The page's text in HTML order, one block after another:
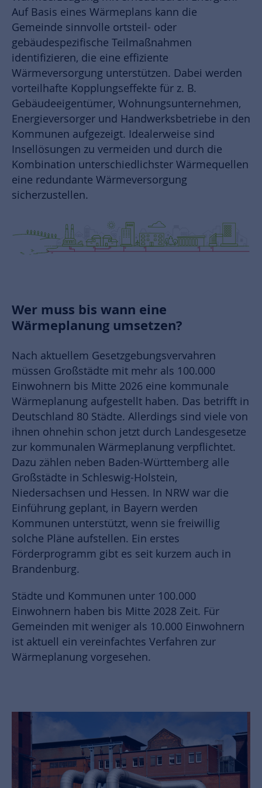
Auf Basis eines Wärmeplans kann die
Gemeinde sinnvolle ortsteil- oder
gebäudespezifische Teilmaßnahmen
identifizieren, die eine effiziente
Wärmeversorgung unterstützen. Dabei werden
vorteilhafte Kopplungseffekte für z. B.
Gebäudeeigentümer, Wohnungsunternehmen,
Energieversorger und Handwerksbetriebe in den
Kommunen aufgezeigt. Idealerweise sind
Insellösungen zu vermeiden und durch die
Kombination unterschiedlichster Wärmequellen
eine redundante Wärmeversorgung
sicherzustellen.
Wer muss bis wann eine
Wärmeplanung umsetzen?
Nach aktuellem Gesetzgebungsvervahren
müssen Großstädte mit mehr als 100.000
Einwohnern bis Mitte 2026 eine kommunale
Wärmeplanung aufgestellt haben. Das betrifft in
Deutschland 80 Städte. Allerdings sind viele von
ihnen ohnehin schon jetzt durch Landesgesetze
zur kommunalen Wärmeplanung verpflichtet.
Dazu zählen neben Baden-Württemberg alle
Großstädte in Schleswig-Holstein,
Niedersachsen und Hessen. In NRW war die
Einführung geplant, in Bayern werden
Kommunen unterstützt, wenn sie freiwillig
solche Pläne aufstellen. Ein erstes
Förderprogramm gibt es seit kurzem auch in
Brandenburg.
Städte und Kommunen unter 100.000
Einwohnern haben bis Mitte 2028 Zeit. Für
Gemeinden mit weniger als 10.000 Einwohnern
ist aktuell ein vereinfachtes Verfahren zur
Wärmeplanung vorgesehen.